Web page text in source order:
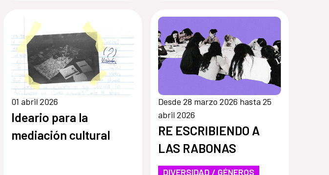
01 abril 2026
Ideario para la
mediación cultural
Desde 28 marzo 2026 hasta 25
abril 2026
RE ESCRIBIENDO A
LAS RABONAS
DIVERSIDAD / GÉNEROS